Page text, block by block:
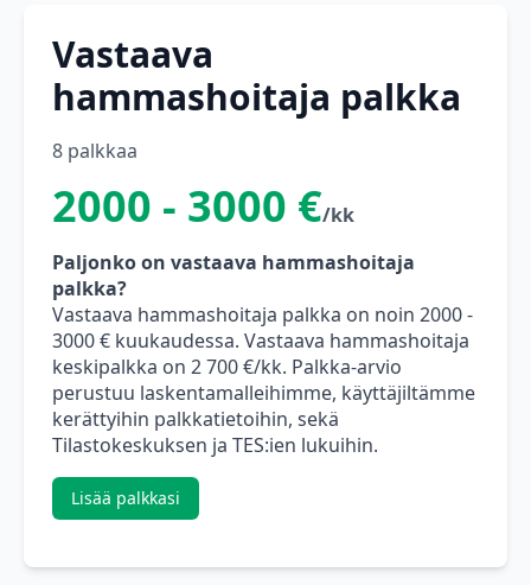
Vastaava
hammashoitaja palkka
8 palkkaa
2000 - 3000 €/kk
Paljonko on vastaava hammashoitaja
palkka?
Vastaava hammashoitaja palkka on noin 2000 -
3000 € kuukaudessa. Vastaava hammashoitaja
keskipalkka on 2 700 €/kk. Palkka-arvio
perustuu laskentamalleihimme, käyttäjiltämme
kerättyihin palkkatietoihin, sekä
Tilastokeskuksen ja TES:ien lukuihin.
Lisää palkkasi